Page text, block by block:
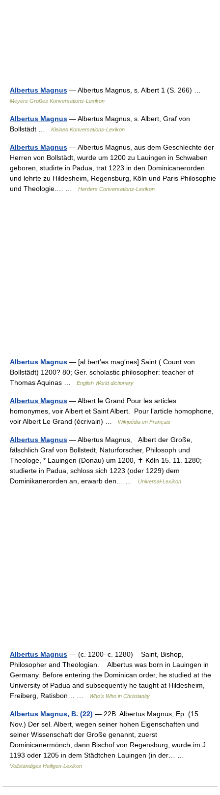
Albertus Magnus — Albertus Magnus, s. Albert 1 (S. 266) …
Meyers Großes Konversations-Lexikon
Albertus Magnus — Albertus Magnus, s. Albert, Graf von
Bollstädt …
Kleines Konversations-Lexikon
Albertus Magnus — Albertus Magnus, aus dem Geschlechte der
Herren von Bollstädt, wurde um 1200 zu Lauingen in Schwaben
geboren, studirte in Padua, trat 1223 in den Dominicanerorden
und lehrte zu Hildesheim, Regensburg, Köln und Paris Philosophie
und Theologie.… …
Herders Conversations-Lexikon
Albertus Magnus — [al bʉrt′əs mag′nəs] Saint ( Count von
Bollstädt) 1200? 80; Ger. scholastic philosopher: teacher of
Thomas Aquinas …
English World dictionary
Albertus Magnus — Albert le Grand Pour les articles
homonymes, voir Albert et Saint Albert. Pour l’article homophone,
voir Albert Le Grand (écrivain) …
Wikipédia en Français
Albertus Magnus — Albẹrtus Magnus, Ạlbert der Große,
fälschlich Graf von Bọllstedt, Naturforscher, Philosoph und
Theologe, * Lauingen (Donau) um 1200, ✝ Köln 15. 11. 1280;
studierte in Padua, schloss sich 1223 (oder 1229) dem
Dominikanerorden an, erwarb den… …
Universal-Lexikon
Albertus Magnus — (c. 1200–c. 1280) Saint, Bishop,
Philosopher and Theologian. Albertus was born in Lauingen in
Germany. Before entering the Dominican order, he studied at the
University of Padua and subsequently he taught at Hildesheim,
Freiberg, Ratisbon… …
Who’s Who in Christianity
Albertus Magnus, B. (22) — 22B. Albertus Magnus, Ep. (15.
Nov.) Der sel. Albert, wegen seiner hohen Eigenschaften und
seiner Wissenschaft der Große genannt, zuerst
Dominicanermönch, dann Bischof von Regensburg, wurde im J.
1193 oder 1205 in dem Städtchen Lauingen (in der… …
Vollständiges Heiligen-Lexikon